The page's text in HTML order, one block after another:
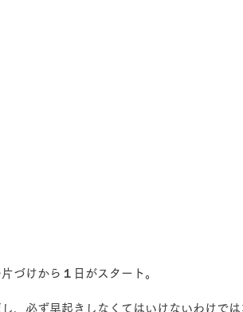
づけから１日がスタート。
、必ず早起きしなくてはいけないわけでは